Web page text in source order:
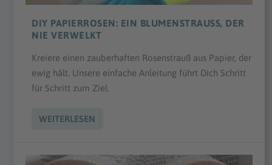
DIY PAPIERROSEN: EIN BLUMENSTRAUSS, DER N
IE VERWELKT
Kreiere einen zauberhaften Rosenstrauß aus Papier, der
ewig hält. Unsere einfache Anleitung führt Dich Schritt
für Schritt zum Ziel.
WEITERLESEN